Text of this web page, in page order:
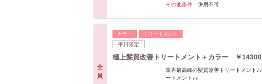
その他条件： 併用不可
全
員
カラー トリートメント
平日限定
極上髪質改善トリートメント＋カラー ￥
業界最高峰の髪質改善トリートメント
ートメント♪♪